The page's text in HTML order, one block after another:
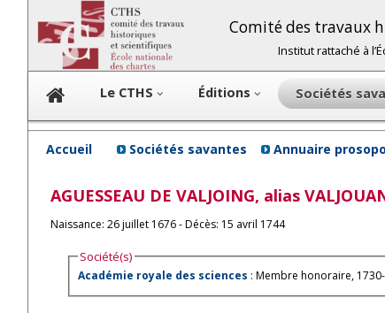
Comité des travaux
Institut rattaché à
Le CTHS Éditions Sociétés
Accueil Sociétés savantes Annuaire
AGUESSEAU DE VALJOING, alias
Naissance: 26 juillet 1676 - Décès: 15 avril 1744
Société(s)
Académie royale des sciences : Membre honoraire,